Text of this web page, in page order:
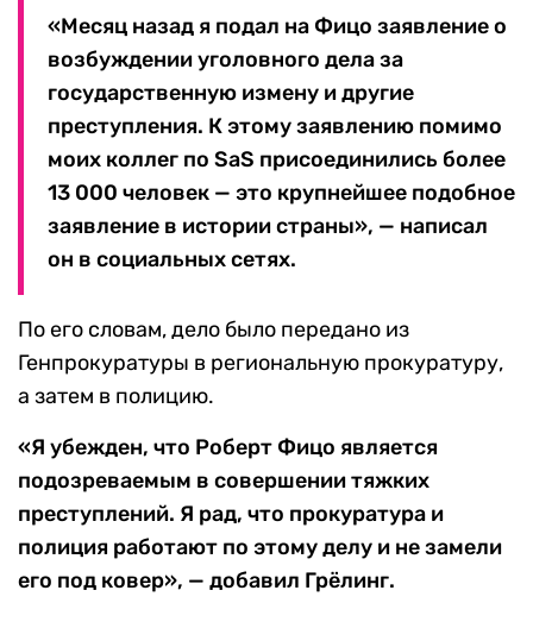
«Месяц назад я подал на Фицо заявление о
возбуждении уголовного дела за
государственную измену и другие
преступления. К этому заявлению помимо
моих коллег по SaS присоединились более
13 000 человек — это крупнейшее подобное
заявление в истории страны», — написал
он в социальных сетях.
По его словам, дело было передано из
Генпрокуратуры в региональную прокуратуру,
а затем в полицию.
«Я убежден, что Роберт Фицо является
подозреваемым в совершении тяжких
преступлений. Я рад, что прокуратура и
полиция работают по этому делу и не замели
его под ковер», — добавил Грёлинг.